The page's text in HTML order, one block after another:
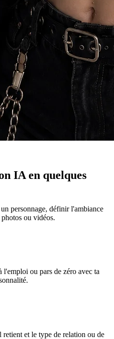
IA en quelques
personnage, définir l'ambiance
ou vidéos.
l'emploi ou pars de zéro avec ta
et le type de relation ou de